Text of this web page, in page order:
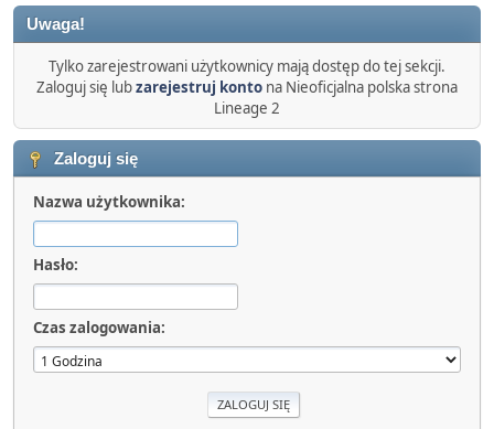
Uwaga!
Tylko zarejestrowani użytkownicy mają dostęp do tej sekcji.
Zaloguj się lubzarejestruj konto na Nieoficjalna polska strona
Lineage 2
Zaloguj się
Nazwa użytkownika:
Hasło:
Czas zalogowania: